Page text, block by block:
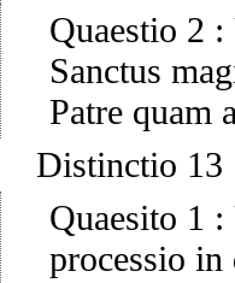
Quaestio 2 :
Sanctus
Patre quam
Distinctio 13
Quaesito 1 :
processio